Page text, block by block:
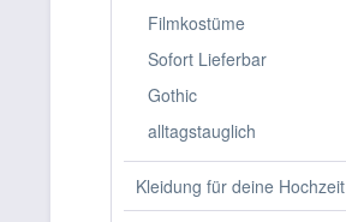
Filmkostüme
Sofort Lieferbar
Gothic
alltagstauglich
Kleidung für deine Hochzeit